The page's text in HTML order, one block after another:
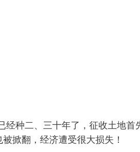
种二、三十年了，征收土地首
掀翻，经济遭受很大损失！